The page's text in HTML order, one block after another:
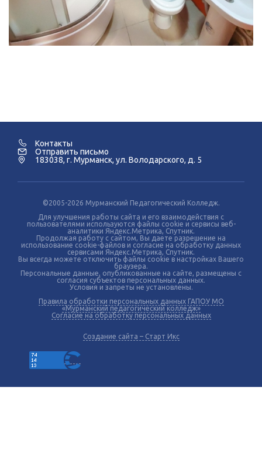
Контакты
Отправить письмо
183038, г. Мурманск, ул. Володарского, д. 5
©2005-2026 Мурманский Педагогический Колледж.
Для улучшения работы сайта и его взаимодействия с
пользователями используются файлы cookie и сервисы веб-
аналитики Яндекс.Метрика, Спутник.
Продолжая работу с сайтом, Вы даете разрешение на
использование cookie-файлов и согласие на обработку данных
сервисами Яндекс.Метрика, Спутник.
Вы всегда можете отключить файлы cookie в настройках Вашего
браузера.
Персональные данные, опубликованные на сайте, размещены с
согласия субъектов персональных данных.
Условия и запреты не установлены.
Правила обработки персональных данных ГАПОУ МО
«Мурманский педагогический колледж»
Согласие на обработку персональных данных
Создание сайта – Старт Икс